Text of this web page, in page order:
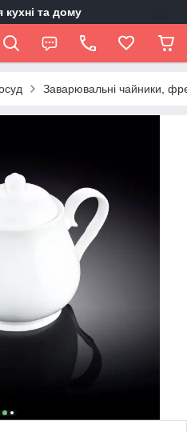
та дому
Заварювальні чайники,